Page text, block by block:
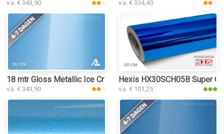
v.a. € 343,90 v.a. € 334,40
18 mtr Gloss Metallic Ice Crystal Blue 3169 interieurfolie
v.a. € 343,90
Hexis HX30SCH05B Super
v.a. € 101,25